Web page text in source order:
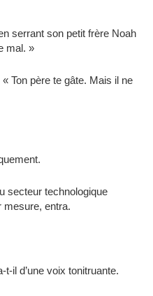
serrant son petit frère Noah
mal. »
Ton père te gâte. Mais il ne
secteur technologique
mesure, entra.
il d’une voix tonitruante.